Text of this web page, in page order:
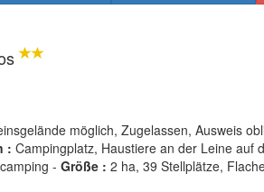
möglich, Zugelassen, Ausweis
: Campingplatz, Haustiere an der Leine auf
- Größe : 2 ha, 39 Stellplätze,